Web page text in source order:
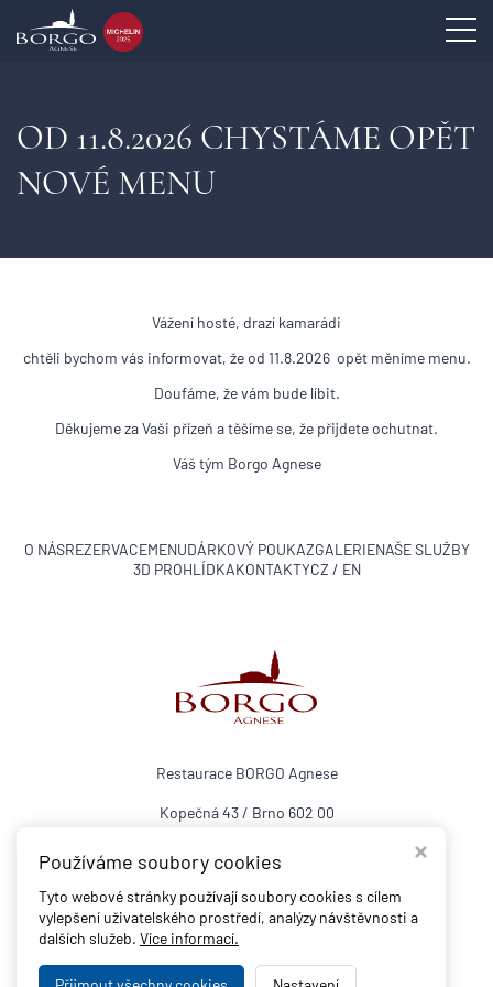
OD 11.8.2026 CHYSTÁME OPĚT
NOVÉ MENU
Vážení hosté, drazí kamarádi
chtěli bychom vás informovat, že od 11.8.2026 opět měníme menu.
Doufáme, že vám bude líbit.
Děkujeme za Vaši přízeň a těšíme se, že přijdete ochutnat.
Váš tým Borgo Agnese
O NÁSREZERVACEMENUDÁRKOVÝ POUKAZGALERIENAŠE SLUŽBY
3D PROHLÍDKAKONTAKTYCZ / EN
Restaurace BORGO Agnese
Kopečná 43 / Brno 602 00
Otevírací doba:
Neděle a Pondělí - ZAVŘENO
Úterý až Pátek 17:00 - 00:00
Sobota: 12:00 - 00:00
Používáme soubory cookies
Tyto webové stránky používají soubory cookies s cílem
vylepšení uživatelského prostředí, analýzy návštěvnosti a
dalších služeb. Více informací.